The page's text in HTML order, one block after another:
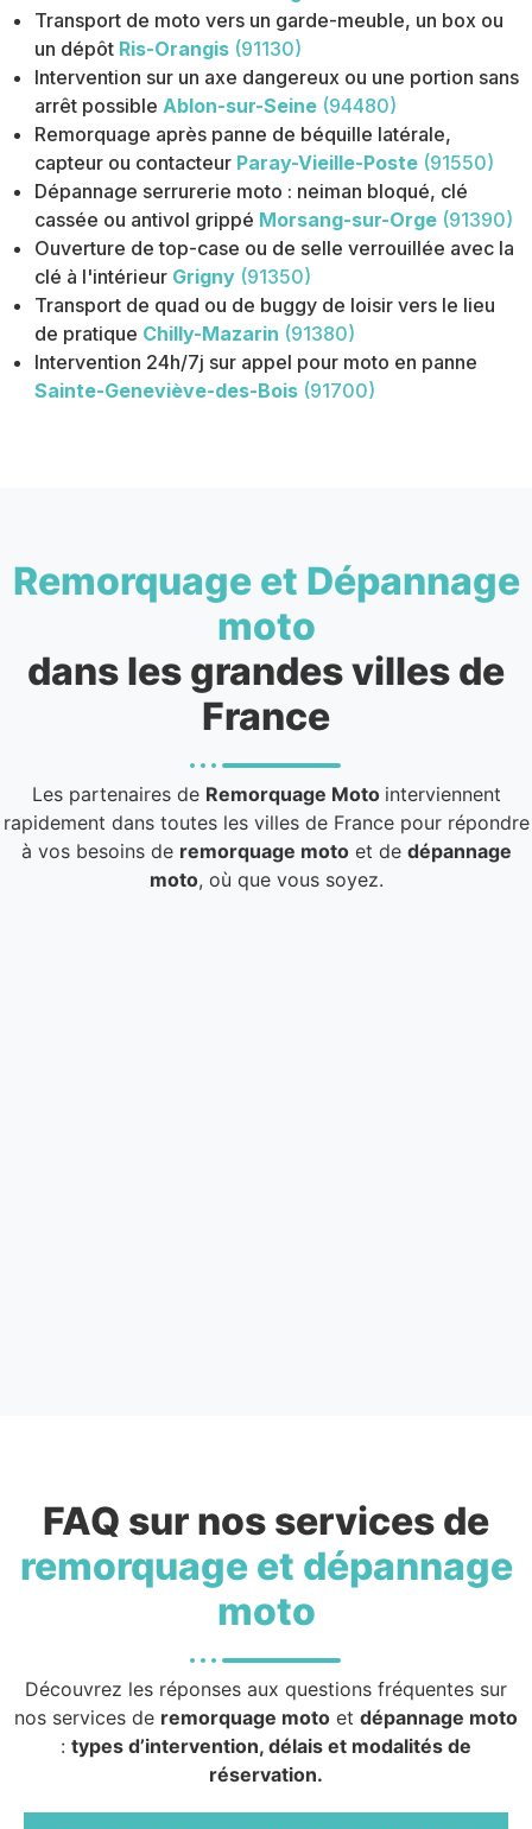
Transport de moto vers un garde-meuble, un box ou
un dépôt Ris-Orangis (91130)
Intervention sur un axe dangereux ou une portion sans
arrêt possible Ablon-sur-Seine (94480)
Remorquage après panne de béquille latérale,
capteur ou contacteur Paray-Vieille-Poste (91550)
Dépannage serrurerie moto : neiman bloqué, clé
cassée ou antivol grippé Morsang-sur-Orge (91390)
Ouverture de top-case ou de selle verrouillée avec la
clé à l'intérieur Grigny (91350)
Transport de quad ou de buggy de loisir vers le lieu
de pratique Chilly-Mazarin (91380)
Intervention 24h/7j sur appel pour moto en panne
Sainte-Geneviève-des-Bois (91700)
Remorquage et Dépannage
moto
dans les grandes villes de
France
Les partenaires de Remorquage Moto interviennent
rapidement dans toutes les villes de France pour répondre
à vos besoins de remorquage motoet de dépannage
moto, où que vous soyez.
FAQ sur nos services de
remorquage et dépannage
moto
Découvrez les réponses aux questions fréquentes sur
nos services de remorquage moto et dépannage moto
: types d’intervention, délais et modalités de
réservation.